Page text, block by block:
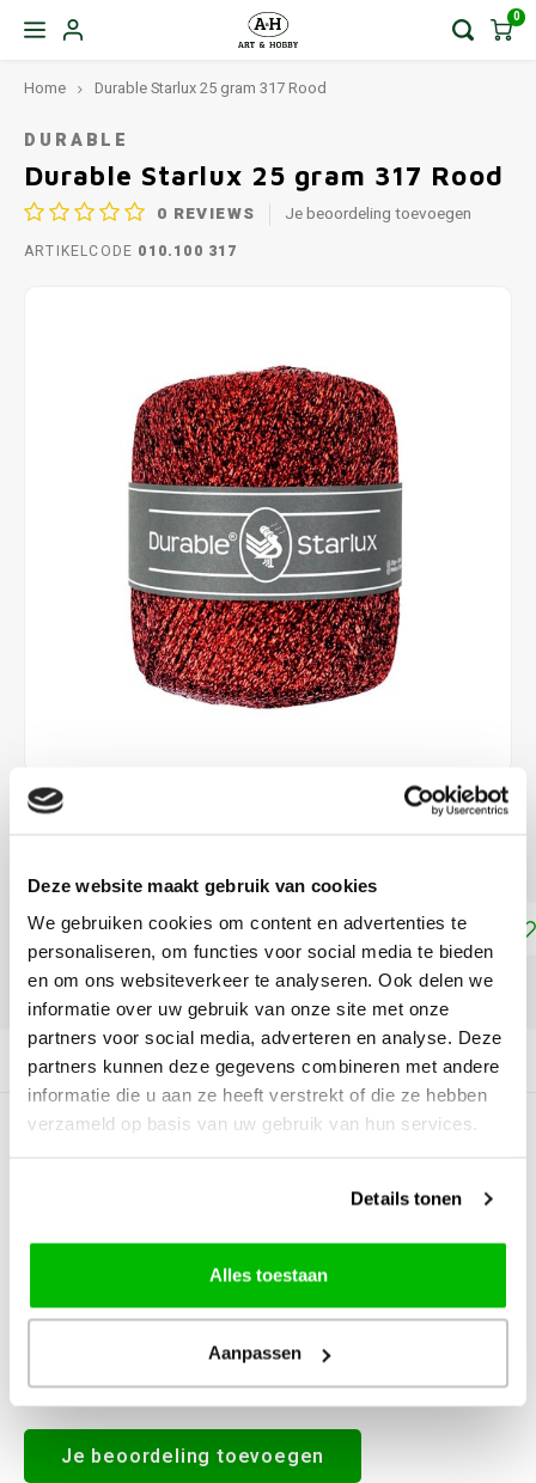
Deze website maakt gebruik van cookies
We gebruiken cookies om content en advertenties te
personaliseren, om functies voor social media te bieden
en om ons websiteverkeer te analyseren. Ook delen we
informatie over uw gebruik van onze site met onze
partners voor social media, adverteren en analyse. Deze
partners kunnen deze gegevens combineren met andere
informatie die u aan ze heeft verstrekt of die ze hebben
verzameld op basis van uw gebruik van hun services.
Details tonen
Alles toestaan
Aanpassen
0
Home Durable Starlux 25 gram 317 Rood
DURABLE
Durable Starlux 25 gram 317 Rood
0 REVIEWS Je beoordeling toevoegen
ARTIKELCODE 010.100 317
€3,99
Toevoegen aan winkelwagen
DELEN:
Productomschrijving
STERREN OP BASIS VAN
Alle reviews
Je beoordeling toevoegen